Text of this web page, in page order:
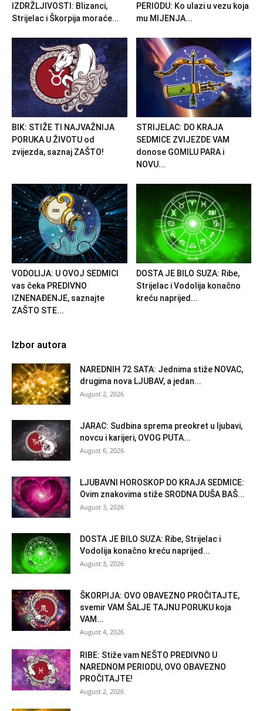
IZDRŽLJIVOSTI: Blizanci,
Strijelac i Škorpija moraće...
PERIODU: Ko ulazi u vezu koja
mu MIJENJA...
BIK: STIŽE TI NAJVAŽNIJA
PORUKA U ŽIVOTU od
zvijezda, saznaj ZAŠTO!
STRIJELAC: DO KRAJA
SEDMICE ZVIJEZDE VAM
donose GOMILU PARA i
NOVU...
VODOLIJA: U OVOJ SEDMICI
vas čeka PREDIVNO
IZNENAĐENJE, saznajte
ZAŠTO STE...
DOSTA JE BILO SUZA: Ribe,
Strijelac i Vodolija konačno
kreću naprijed...
Izbor autora
NAREDNIH 72 SATA: Jednima stiže NOVAC,
drugima nova LJUBAV, a jedan...
August 2, 2026
JARAC: Sudbina sprema preokret u ljubavi,
novcu i karijeri, OVOG PUTA...
August 6, 2026
LJUBAVNI HOROSKOP DO KRAJA SEDMICE:
Ovim znakovima stiže SRODNA DUŠA BAŠ...
August 3, 2026
DOSTA JE BILO SUZA: Ribe, Strijelac i
Vodolija konačno kreću naprijed...
August 3, 2026
ŠKORPIJA: OVO OBAVEZNO PROČITAJTE,
svemir VAM ŠALJE TAJNU PORUKU koja
VAM...
August 4, 2026
RIBE: Stiže vam NEŠTO PREDIVNO U
NAREDNOM PERIODU, OVO OBAVEZNO
PROČITAJTE!
August 2, 2026